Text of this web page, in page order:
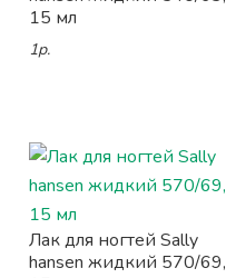
15 мл
1р.
Лак для ногтей Sally
hansen жидкий 570/69,